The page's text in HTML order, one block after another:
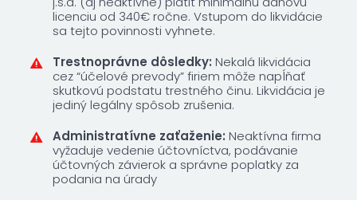
licenciu od 340€ ročne. Vstupom do likvidácie
sa tejto povinnosti vyhnete.
Trestnoprávne dôsledky: Nekalá likvidácia
cez “účelové prevody” firiem môže napĺňať
skutkovú podstatu trestného činu. Likvidácia je
jediný legálny spôsob zrušenia.
Administratívne zaťaženie: Neaktívna firma
vyžaduje vedenie účtovníctva, podávanie
účtovných závierok a správne poplatky za
podania na úrady